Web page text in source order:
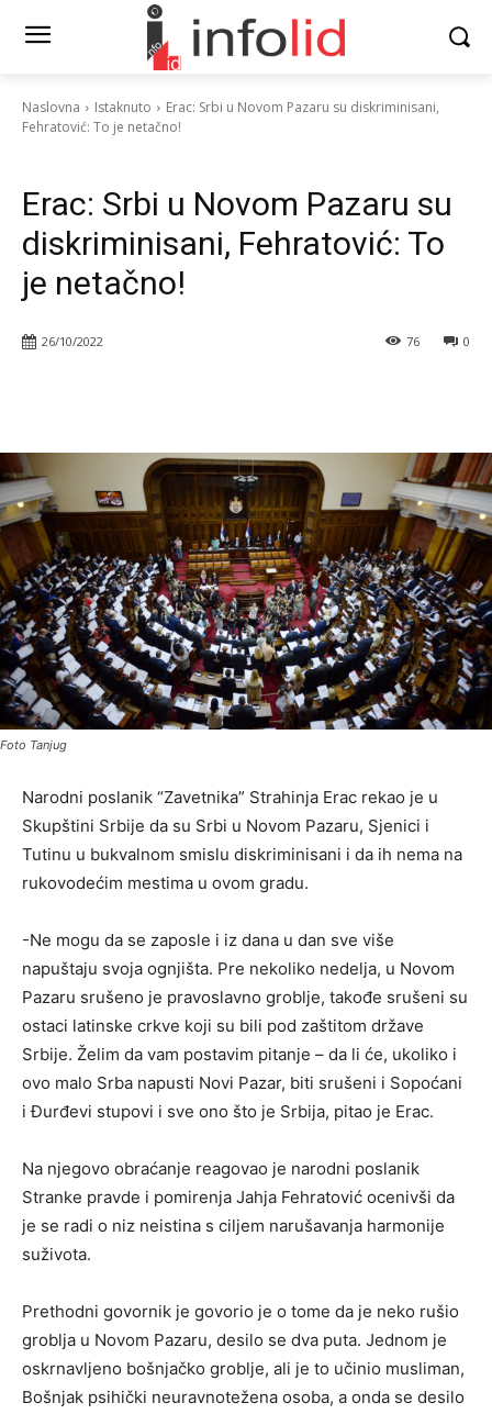
Naslovna Istaknuto
Erac: Srbi u Novom Pazaru su diskriminisani,
Fehratović: To je netačno!
Erac: Srbi u Novom Pazaru su
diskriminisani, Fehratović: To
je netačno!
26/10/2022 0
76
Foto Tanjug
Narodni poslanik “Zavetnika” Strahinja Erac rekao je u
Skupštini Srbije da su Srbi u Novom Pazaru, Sjenici i
Tutinu u bukvalnom smislu diskriminisani i da ih nema na
rukovodećim mestima u ovom gradu.
-Ne mogu da se zaposle i iz dana u dan sve više
napuštaju svoja ognjišta. Pre nekoliko nedelja, u Novom
Pazaru srušeno je pravoslavno groblje, takođe srušeni su
ostaci latinske crkve koji su bili pod zaštitom države
Srbije. Želim da vam postavim pitanje – da li će, ukoliko i
ovo malo Srba napusti Novi Pazar, biti srušeni i Sopoćani
i Đurđevi stupovi i sve ono što je Srbija, pitao je Erac.
Na njegovo obraćanje reagovao je narodni poslanik
Stranke pravde i pomirenja Jahja Fehratović ocenivši da
je se radi o niz neistina s ciljem narušavanja harmonije
suživota.
Prethodni govornik je govorio je o tome da je neko rušio
groblja u Novom Pazaru, desilo se dva puta. Jednom je
oskrnavljeno bošnjačko groblje, ali je to učinio musliman,
Bošnjak psihički neuravnotežena osoba, a onda se desilo